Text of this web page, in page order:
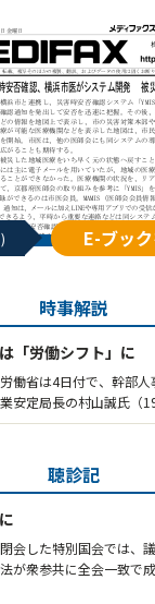
E-ブッ
時事解説
「労働シフト」に
働省は4日付で、幹部人
安定局長の村山誠氏（
聴診記
会した特別国会では、
が衆参共に全会一致で